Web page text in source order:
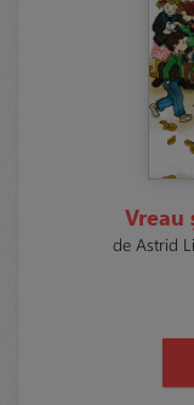
Vreau
de Astrid